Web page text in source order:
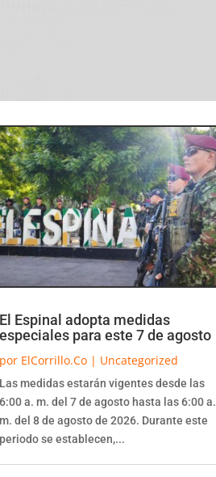
El Espinal adopta medidas
especiales para este 7 de agosto
por ElCorrillo.Co| Uncategorized
Las medidas estarán vigentes desde las
6:00 a. m. del 7 de agosto hasta las 6:00 a.
m. del 8 de agosto de 2026. Durante este
periodo se establecen,...